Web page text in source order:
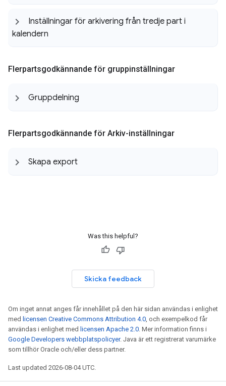
Inställningar för arkivering från tredje part i
kalendern
Flerpartsgodkännande för gruppinställningar
Gruppdelning
Flerpartsgodkännande för Arkiv-inställningar
Skapa export
Was this helpful?
Skicka feedback
Om inget annat anges får innehållet på den här sidan användas i enlighet
med licensen Creative Commons Attribution 4.0 , och exempelkod får
användas i enlighet med licensen Apache 2.0 . Mer information finns i
Google Developers webbplatspolicyer. Java är ett registrerat varumärke
som tillhör Oracle och/eller dess partner.
Last updated 2026-08-04 UTC.